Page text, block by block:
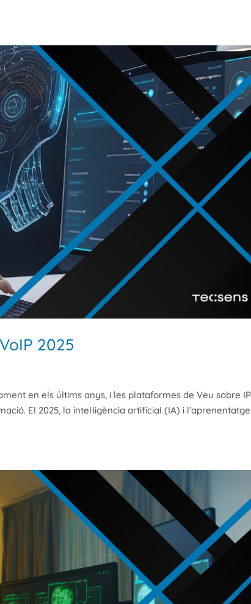
2025
en els últims anys, i les plataformes de Veu sobre IP
El 2025, la intel·ligència artificial (IA) i l’aprenentatge